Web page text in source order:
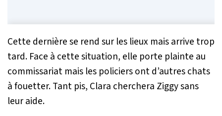
Cette dernière se rend sur les lieux mais arrive trop
tard. Face à cette situation, elle porte plainte au
commissariat mais les policiers ont d’autres chats
à fouetter. Tant pis, Clara cherchera Ziggy sans
leur aide.